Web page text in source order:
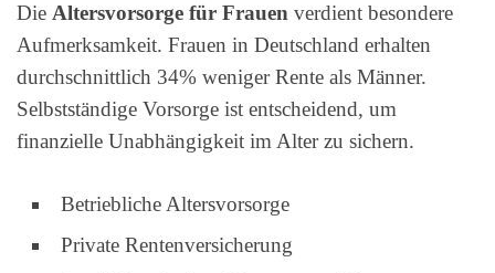
Die Altersvorsorge für Frauen verdient besondere
Aufmerksamkeit. Frauen in Deutschland erhalten
durchschnittlich 34% weniger Rente als Männer.
Selbstständige Vorsorge ist entscheidend, um
finanzielle Unabhängigkeit im Alter zu sichern.
Betriebliche Altersvorsorge
Private Rentenversicherung